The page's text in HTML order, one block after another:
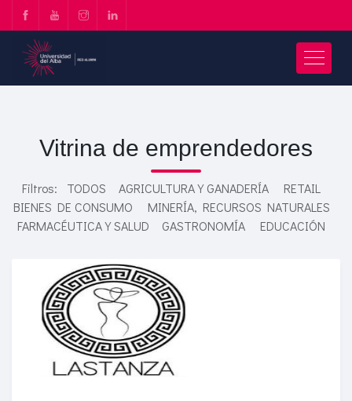
Vitrina de emprendedores
Filtros: TODOS AGRICULTURA Y GANADERÍA
RETAIL
BIENES DE CONSUMO
MINERÍA, RECURSOS NATURALES
FARMACÉUTICA Y SALUD
GASTRONOMÍA EDUCACIÓN